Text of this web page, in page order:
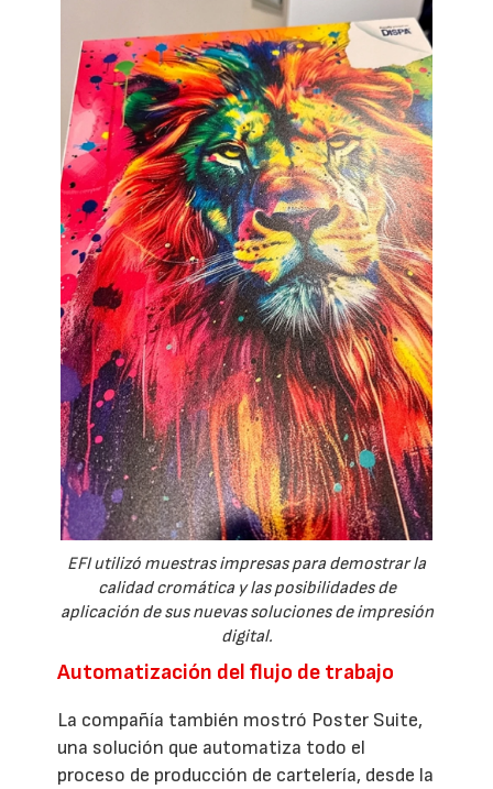
EFI utilizó muestras impresas para demostrar la
calidad cromática y las posibilidades de
aplicación de sus nuevas soluciones de impresión
digital.
Automatización del flujo de trabajo
La compañía también mostró Poster Suite,
una solución que automatiza todo el
proceso de producción de cartelería, desde la